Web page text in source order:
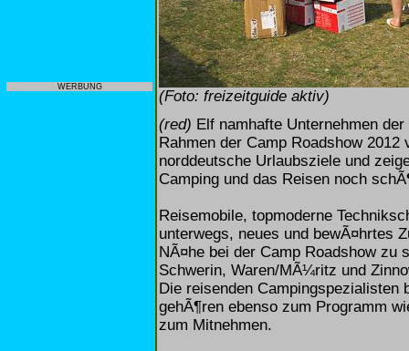
WERBUNG
(Foto: freizeitguide aktiv)
(red) Elf namhafte Unternehmen
Rahmen der Camp Roadshow
norddeutsche Urlaubsziele und
Camping und das Reisen noch
Reisemobile, topmoderne
unterwegs, neues und bewÃ¤hrtes
NÃ¤he bei der Camp Roadshow zu
Schwerin, Waren/MÃ¼ritz und
Die reisenden Campingspezialisten
gehÃ¶ren ebenso zum Programm
zum Mitnehmen.